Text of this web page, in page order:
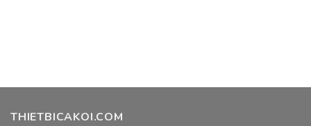
THIETBICAKOI.COM